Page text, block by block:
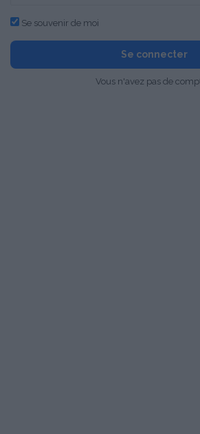
Se souvenir de moi
Se connecter
Vous n'avez pas de